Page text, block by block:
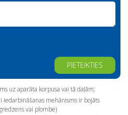
uz aparāta korpusa vai tā daļām;
iedarbināšanas mehānisms ir bojāts
vai plombe)